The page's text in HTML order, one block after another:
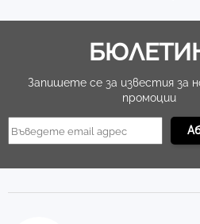
Запишете се за известия за
промоции